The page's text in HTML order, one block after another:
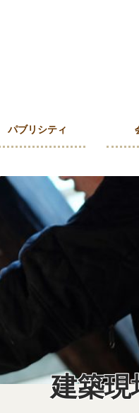
パブリシティ
建築現